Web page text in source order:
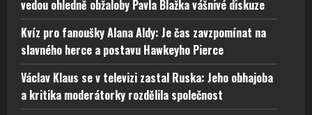
vedou ohledně obžaloby Pavla Blažka vášnivé diskuze
Kvíz pro fanoušky Alana Aldy: Je čas zavzpomínat na
slavného herce a postavu Hawkeyho Pierce
Václav Klaus se v televizi zastal Ruska: Jeho obhajoba
a kritika moderátorky rozdělila společnost